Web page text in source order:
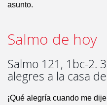
asunto.
Salmo de hoy
Salmo 121, 1bc-2.
alegres a la casa
¡Qué alegría cuando me